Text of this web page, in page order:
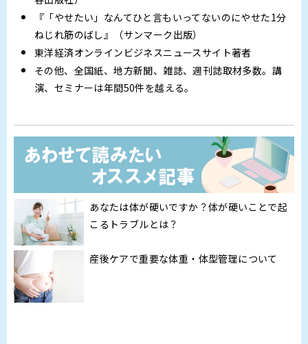
『「やせたい」なんてひと言もいってないのにやせた1分
ねじれ筋のばし』（サンマーク出版）
東洋経済オンラインビジネスニュースサイト著者
その他、全国紙、地方新聞、雑誌、週刊誌取材多数。講
演、セミナーは年間50件を越える。
あなたは体が硬いですか？体が硬いことで起
こるトラブルとは？
産後ケアで重要な体重・体型管理について